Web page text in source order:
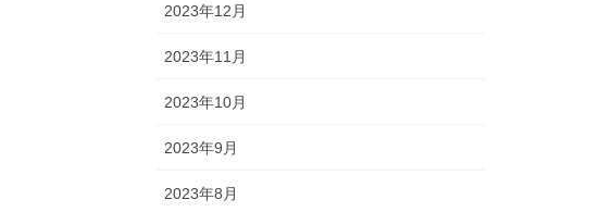
2023年12月
2023年11月
2023年10月
2023年9月
2023年8月